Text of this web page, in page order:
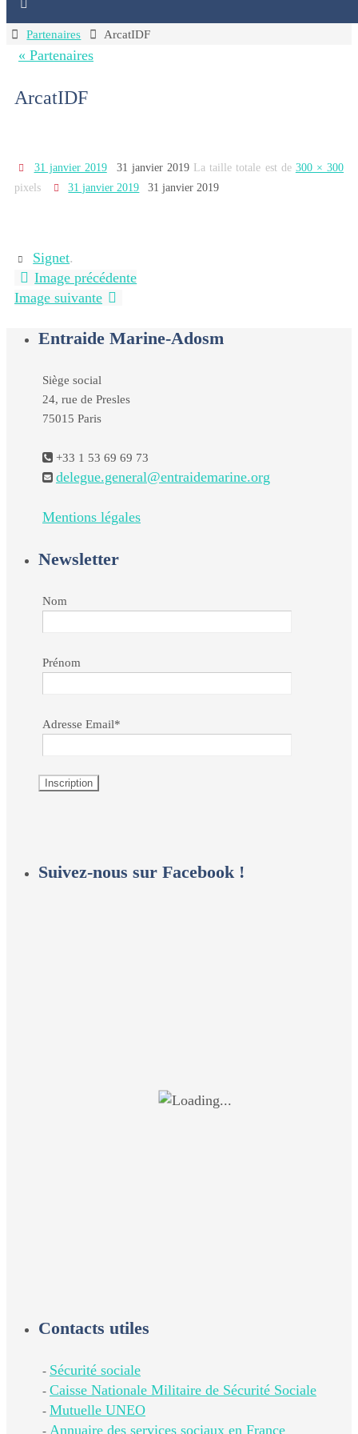
HomePartenaires ArcatIDF
« Partenaires
ArcatIDF
31 janvier 2019 31 janvier 2019 La taille totale est de 300 × 300
pixels
31 janvier 2019 31 janvier 2019
Signet.
Image précédente
Image suivante
Entraide Marine-Adosm
Siège social
24, rue de Presles
75015 Paris
+33 1 53 69 69 73
delegue.general@entraidemarine.org
Mentions légales
Newsletter
Nom
Prénom
Adresse Email*
Suivez-nous sur Facebook !
Contacts utiles
- Sécurité sociale
- Caisse Nationale Militaire de Sécurité Sociale
- Mutuelle UNEO
- Annuaire des services sociaux en France